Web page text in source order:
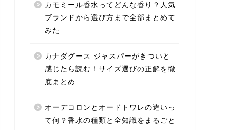
カモミール香水ってどんな香り？人気
ブランドから選び方まで全部まとめて
みた
カナダグース ジャスパーがきついと
感じたら読む！サイズ選びの正解を徹
底まとめ
オーデコロンとオードトワレの違いっ
て何？香水の種類と全知識をまるごと